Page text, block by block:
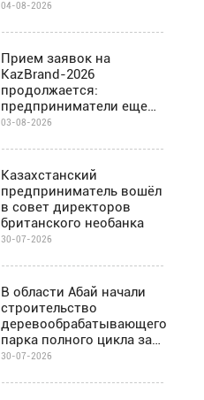
04-08-2026
Прием заявок на
KazBrand-2026
продолжается:
предприниматели еще
могут присоединиться к
03-08-2026
Казахстанский
предприниматель вошёл
в совет директоров
британского необанка
30-07-2026
В области Абай начали
строительство
деревообрабатывающего
парка полного цикла за
$67 млн
30-07-2026